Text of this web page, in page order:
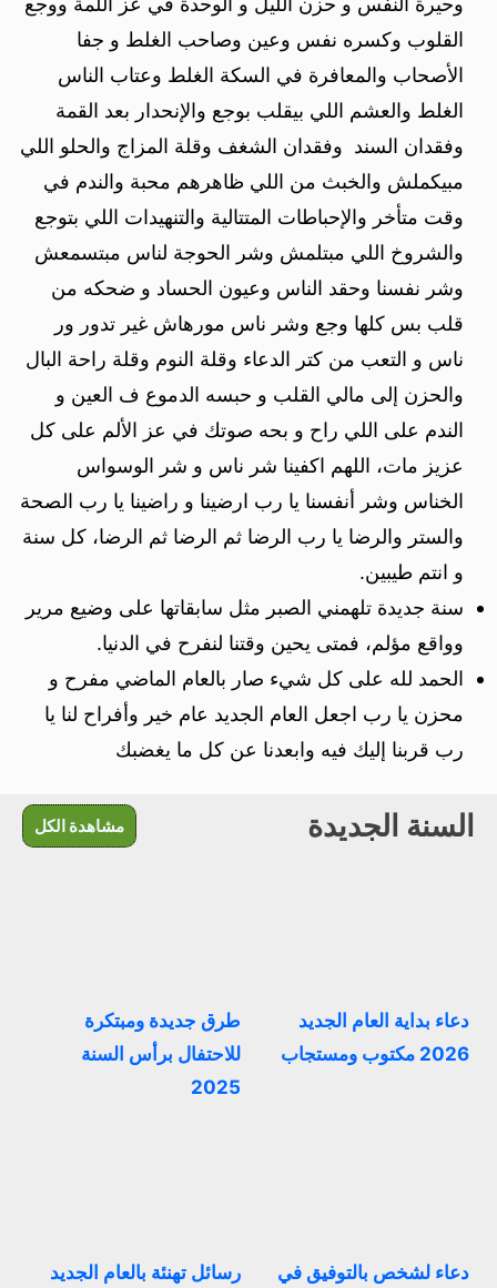
القلوب وكسره نفس وعين وصاحب الغلط و جفا
الأصحاب والمعافرة في السكة الغلط وعتاب الناس
الغلط والعشم اللي بيقلب بوجع والإنحدار بعد القمة
وفقدان السند وفقدان الشغف وقلة المزاج والحلو اللي
مبيكملش والخبث من اللي ظاهرهم محبة والندم في
وقت متأخر والإحباطات المتتالية والتنهيدات اللي بتوجع
والشروخ اللي مبتلمش وشر الحوجة لناس مبتسمعش
وشر نفسنا وحقد الناس وعيون الحساد و ضحكه من
قلب بس كلها وجع وشر ناس مورهاش غير تدور ور
ناس و التعب من كتر الدعاء وقلة النوم وقلة راحة البال
والحزن إلى مالي القلب و حبسه الدموع ف العين و
الندم على اللي راح و بحه صوتك في عز الألم على كل
عزيز مات، اللهم اكفينا شر ناس و شر الوسواس
الخناس وشر أنفسنا يا رب ارضينا و راضينا يا رب الصحة
والستر والرضا يا رب الرضا ثم الرضا ثم الرضا، كل سنة
و انتم طيبين.
سنة جديدة تلهمني الصبر مثل سابقاتها على وضيع مرير
وواقع مؤلم، فمتى يحين وقتنا لنفرح في الدنيا.
الحمد لله على كل شيء صار بالعام الماضي مفرح و
محزن يا رب اجعل العام الجديد عام خير وأفراح لنا يا
رب قربنا إليك فيه وابعدنا عن كل ما يغضبك
السنة الجديدة مشاهدة الكل
دعاء بداية العام الجديد
2026 مكتوب ومستجاب
طرق جديدة ومبتكرة
للاحتفال برأس السنة
2025
دعاء لشخص بالتوفيق في
رسائل تهنئة بالعام الجديد